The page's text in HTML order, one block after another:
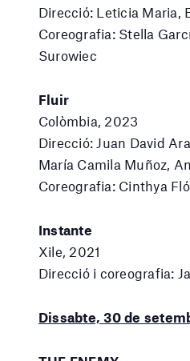
Direcció: Leticia Maria,
Coreografia: Stella
Surowiec
Fluir
Colòmbia, 2023
Direcció: Juan David
María Camila Muñoz,
Coreografia: Cinthya
Instante
Xile, 2021
Direcció i coreografia:
Dissabte, 30 de